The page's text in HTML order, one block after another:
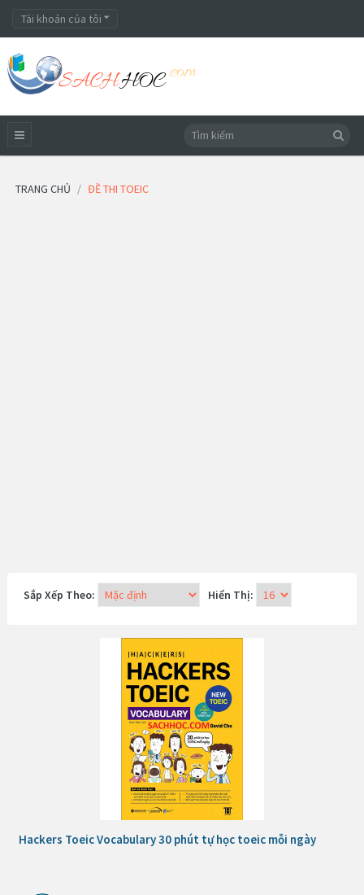
Tài khoản của tôi
TRANG CHỦ ĐỀ THI TOEIC
Sắp Xếp Theo: Hiển Thị:
Hackers Toeic Vocabulary 30 phút tự học toeic mỗi ngày